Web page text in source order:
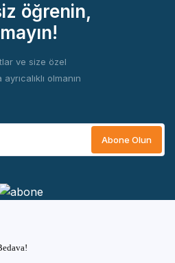
öğrenin,
ve size özel
olmanın